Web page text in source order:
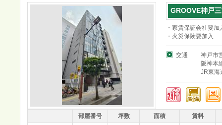
GROOVE神戸
・家賃保証会社要加
・火災保険要加入
交通
神戸市
阪神本
JR東海
部屋番号 坪数 面積 賃料